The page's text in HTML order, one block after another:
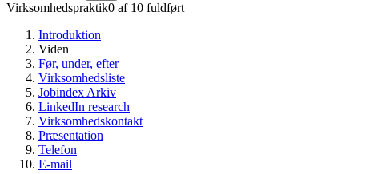
Virksomhedspraktik0 af 10 fuldført
Introduktion
Viden
Før, under, efter
Virksomhedsliste
Jobindex Arkiv
LinkedIn research
Virksomhedskontakt
Præsentation
Telefon
E-mail